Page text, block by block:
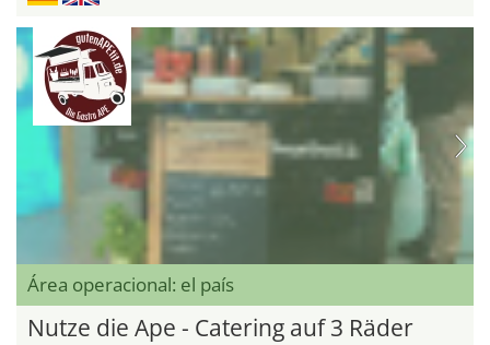
Área operacional: el país
Nutze die Ape - Catering auf 3 Räder